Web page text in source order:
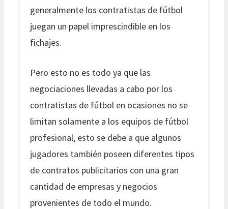
generalmente los contratistas de fútbol
juegan un papel imprescindible en los
fichajes.
Pero esto no es todo ya que las
negociaciones llevadas a cabo por los
contratistas de fútbol en ocasiones no se
limitan solamente a los equipos de fútbol
profesional, esto se debe a que algunos
jugadores también poseen diferentes tipos
de contratos publicitarios con una gran
cantidad de empresas y negocios
provenientes de todo el mundo.